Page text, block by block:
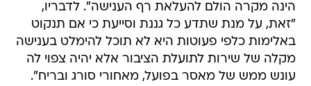
הינה מקרה הולם להעלאת רף הענישה". לדבריו,
"זאת, על מנת שתדע כל גננת וסייעת כי אם תנקוט
באלימות כלפי פעוטות היא לא תוכל להימלט בענישה
מקלה של שירות לתועלת הציבור אלא יהיה צפוי לה
עונש ממש של מאסר בפועל, מאחורי סורג ובריח".